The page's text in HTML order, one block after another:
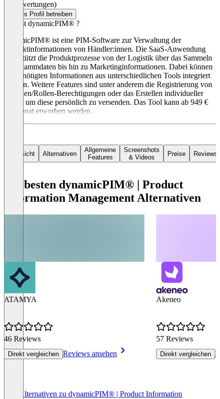
(0 Bewertungen)
Dieses Profil betreiben
Was ist dynamicPIM® ?
dynamicPIM® ist eine PIM-Software zur Verwaltung der
Produktinformationen von Händler:innen. Die SaaS-Anwendung
unterstützt die Produktprozesse von der Logistik über das Sammeln
von Stammdaten bis hin zu Marketinginformationen. Dabei können
die benötigten Informationen aus unterschiedlichen Tools integriert
werden. Weitere Features sind unter anderem die Registrierung von
Gruppen/Rollen-Berechtigungen oder das Erstellen individueller
Links, um diese persönlich zu versenden. Das Tool kann ab 949 €
im Monat erworben werden.
Übersicht Alternativen
Allgemeine
Features
Screenshots
& Videos
Preise Reviews
Die besten dynamicPIM® | Product
Information Management Alternativen
ATAMYA
46 Reviews
Direkt vergleichen Reviews ansehen
Akeneo
57 Reviews
Direkt vergleichen
Alle Alternativen zu dynamicPIM® | Product Information